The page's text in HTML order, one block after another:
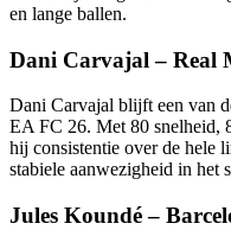
en lange ballen.
Dani Carvajal – Real
Dani Carvajal blijft een van
EA FC 26. Met 80 snelheid,
hij consistentie over de hele
stabiele aanwezigheid in het
Jules Koundé –